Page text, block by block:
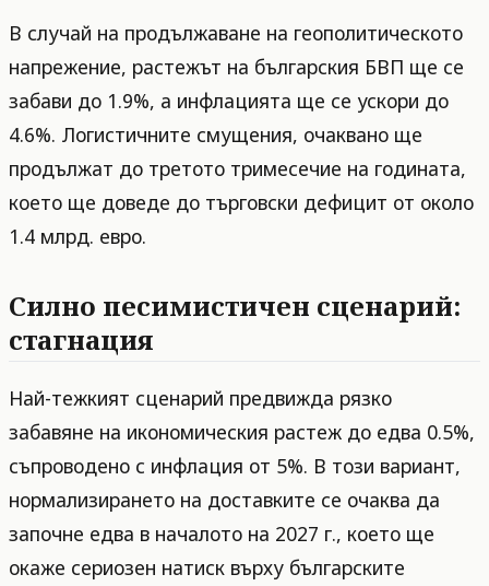
В случай на продължаване на геополитическото
напрежение, растежът на българския БВП ще се
забави до 1.9%, а инфлацията ще се ускори до
4.6%. Логистичните смущения, очаквано ще
продължат до третото тримесечие на годината,
което ще доведе до търговски дефицит от около
1.4 млрд. евро.
Силно песимистичен сценарий:
стагнация
Най-тежкият сценарий предвижда рязко
забавяне на икономическия растеж до едва 0.5%,
съпроводено с инфлация от 5%. В този вариант,
нормализирането на доставките се очаква да
започне едва в началото на 2027 г., което ще
окаже сериозен натиск върху българските